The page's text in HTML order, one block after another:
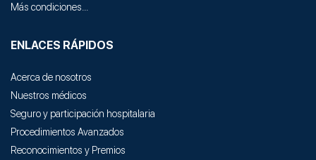
Más condiciones...
ENLACES RÁPIDOS
Acerca de nosotros
Nuestros médicos
Seguro y participación hospitalaria
Procedimientos Avanzados
Reconocimientos y Premios